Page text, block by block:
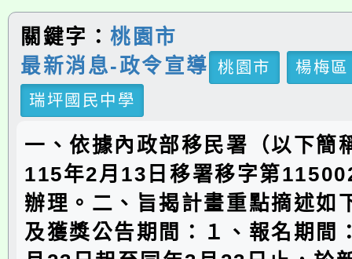
關鍵字：桃園市
最新消息-政令宣導
桃園市
楊梅區
瑞坪國民中學
一、依據內政部移民署（以下簡
115年2月13日移署移字第
辦理。二、旨揭計畫重點摘述如
及獲獎公告期間：１、報名期間